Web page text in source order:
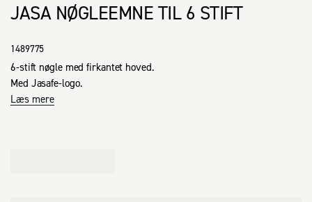
JASA NØGLEEMNE TIL 6 STIFT
1489775
6-stift nøgle med firkantet hoved.
Med Jasafe-logo.
Læs mere